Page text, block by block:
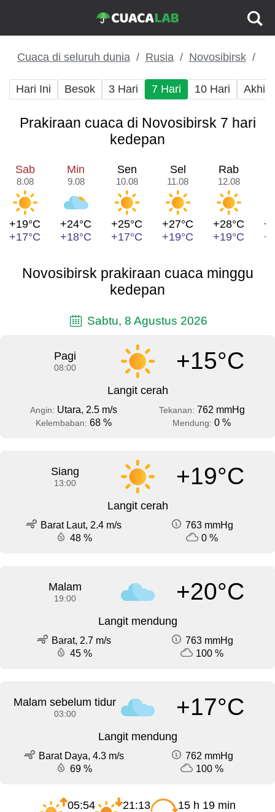
Cuaca di seluruh dunia Rusia Novosibirsk
Hari Ini Besok 3 Hari 7 Hari 10 Hari Akhir
Prakiraan cuaca di Novosibirsk 7 hari
kedepan
Sab
8.08
+19°C
+17°C
Min
9.08
+24°C
+18°C
Sen
10.08
+25°C
+17°C
Sel
11.08
+27°C
+19°C
Rab
12.08
+28°C
+19°C
Novosibirsk prakiraan cuaca minggu
kedepan
Sabtu, 8 Agustus 2026
Pagi
08:00 +15°C
Langit cerah
Angin: Utara, 2.5 m/s Tekanan: 762 mmHg
Kelembaban: 68 % Mendung: 0 %
Siang
13:00 +19°C
Langit cerah
Barat Laut, 2.4 m/s
763 mmHg
48 %
0 %
Malam
19:00 +20°C
Langit mendung
Barat, 2.7 m/s
763 mmHg
45 %
100 %
Malam sebelum tidur
03:00 +17°C
Langit mendung
Barat Daya, 4.3 m/s
762 mmHg
69 %
100 %
05:54 21:13 15 h 19 min